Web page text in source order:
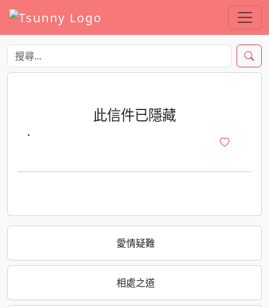
愛情疑難
相處之道
此信件已隱藏
·